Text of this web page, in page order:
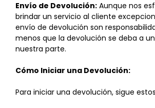
Envío de Devolución: Aunque nos
brindar un servicio al cliente
envío de devolución son
menos que la devolución se deba a
nuestra parte.
Cómo Iniciar una Devolución:
Para iniciar una devolución, sigue